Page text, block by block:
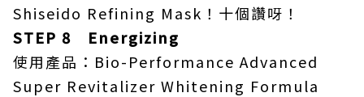
Shiseido Refining Mask！十個讚呀！
STEP 8 Energizing
使用產品：Bio-Performance Advanced
Super Revitalizer Whitening Formula